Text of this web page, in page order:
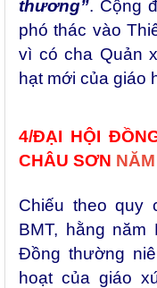
thương”. Cộng
phó thác vào
vì có cha Quản
hạt mới của giáo
4/ĐẠI HỘI
CHÂU SƠN
Chiếu theo quy
BMT, hằng
Đồng thường
hoạt của giáo